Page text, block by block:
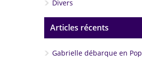
Divers
Articles récents
Gabrielle débarque en Pop